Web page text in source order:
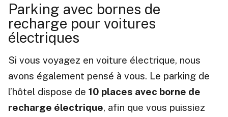
Parking avec bornes de
recharge pour voitures
électriques
Si vous voyagez en voiture électrique, nous
avons également pensé à vous. Le parking de
l’hôtel dispose de 10 places avec borne de
recharge électrique, afin que vous puissiez